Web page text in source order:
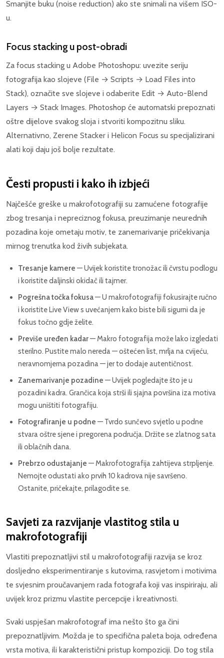
Smanjite buku (noise reduction) ako ste snimali na višem ISO-
u.
Focus stacking u post-obradi
Za focus stacking u Adobe Photoshopu: uvezite seriju
fotografija kao slojeve (File → Scripts → Load Files into
Stack), označite sve slojeve i odaberite Edit → Auto-Blend
Layers → Stack Images. Photoshop će automatski prepoznati
oštre dijelove svakog sloja i stvoriti kompozitnu sliku.
Alternativno, Zerene Stacker i Helicon Focus su specijalizirani
alati koji daju još bolje rezultate.
Česti propusti i kako ih izbjeći
Najčešće greške u makrofotografiji su zamućene fotografije
zbog tresanja i nepreciznog fokusa, preuzimanje neurednih
pozadina koje ometaju motiv, te zanemarivanje pričekivanja
mirnog trenutka kod živih subjekata.
Tresanje kamere — Uvijek koristite tronožac ili čvrstu podlogu
i koristite daljinski okidač ili tajmer.
Pogrešna točka fokusa— U makrofotografiji fokusirajte ručno
i koristite Live View s uvećanjem kako biste bili sigurni da je
fokus točno gdje želite.
Previše uređen kadar— Makro fotografija može lako izgledati
sterilno. Pustite malo nereda — oštećen list, mrlja na cvijeću,
neravnomjerna pozadina — jer to dodaje autentičnost.
Zanemarivanje pozadine — Uvijek pogledajte što je u
pozadini kadra. Grančica koja strši ili sjajna površina iza motiva
mogu uništiti fotografiju.
Fotografiranje u podne — Tvrdo sunčevo svjetlo u podne
stvara oštre sjene i pregorena područja. Držite se zlatnog sata
ili oblačnih dana.
Prebrzo odustajanje — Makrofotografija zahtijeva strpljenje.
Nemojte odustati ako prvih 10 kadrova nije savršeno.
Ostanite, pričekajte, prilagodite se.
Savjeti za razvijanje vlastitog stila u
makrofotografiji
Vlastiti prepoznatljivi stil u makrofotografiji razvija se kroz
dosljedno eksperimentiranje s kutovima, rasvjetom i motivima
te svjesnim proučavanjem rada fotografa koji vas inspiriraju, ali
uvijek kroz prizmu vlastite percepcije i kreativnosti.
Svaki uspješan makrofotograf ima nešto što ga čini
prepoznatljivim. Možda je to specifična paleta boja, određena
vrsta motiva, ili karakteristični pristup kompoziciji. Do tog stila